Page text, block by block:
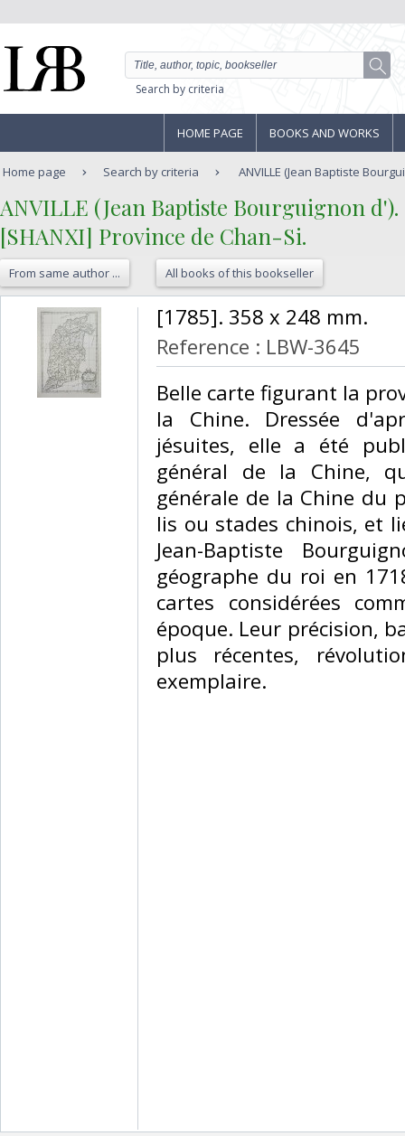
Search by criteria
HOME PAGE BOOKS AND WORKS
Home page Search by criteria ANVILLE (Jean Baptiste
‎ANVILLE (Jean Baptiste Bourguignon d').‎
‎[SHANXI] Province de Chan-Si. ‎
From same author ... All books of this bookseller
‎[1785]. 358 x 248 mm.‎
Reference : LBW-3645
‎Belle carte figurant la
la Chine. Dressée
jésuites, elle a été
général de la Chine,
générale de la Chine du
lis ou stades chinois, et
Jean-Baptiste
géographe du roi en
cartes considérées
époque. Leur précision,
plus récentes,
exemplaire.‎